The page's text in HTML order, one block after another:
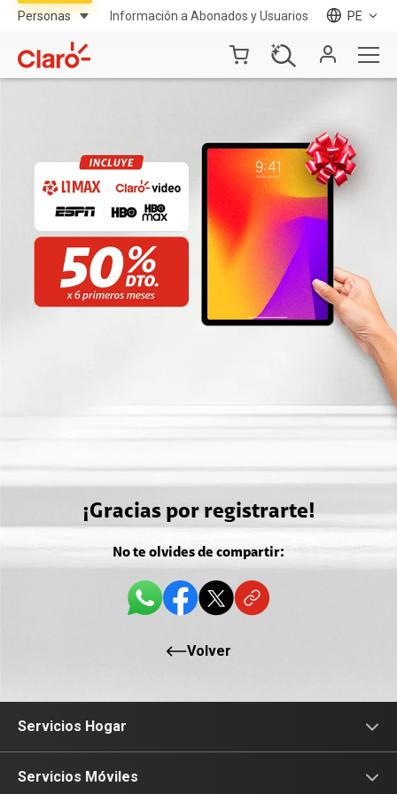
Información a Abonados y Usuarios PE
¡Gracias por registrarte!
No te olvides de compartir:
Volver
Servicios Hogar
Internet
Servicios Móviles